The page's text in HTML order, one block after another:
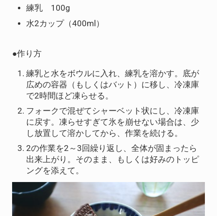
練乳 100g
水2カップ（400ml）
●作り方
練乳と水をボウルに入れ、練乳を溶かす。底が
広めの容器（もしくはバット）に移し、冷凍庫
で2時間ほど凍らせる。
フォークで混ぜてシャーベット状にし、冷凍庫
に戻す。凍らせすぎて氷を崩せない場合は、少
し放置して溶かしてから、作業を続ける。
2の作業を2～3回繰り返し、全体が固まったら
出来上がり。そのまま、もしくは好みのトッピ
ングを添えて。